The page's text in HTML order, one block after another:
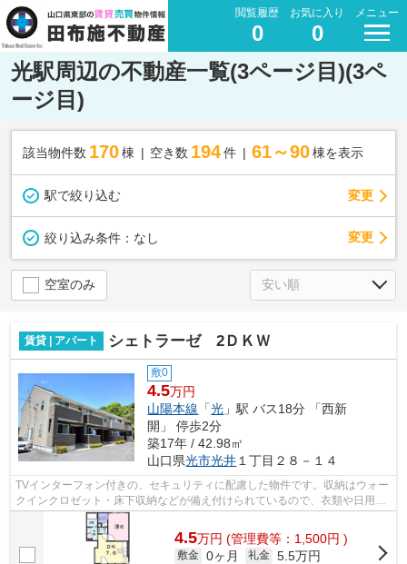
閲覧履歴
0
お気に入り
0
メニュー
光駅周辺の不動産一覧(3ページ目)(3ペ
ージ目)
該当物件数 170棟 空き数 194 件 61～90 棟を表示
駅で絞り込む 変更
絞り込み条件： なし 変更
空室のみ
賃貸 | アパート シェトラーゼ 2ＤＫＷ
敷0
4.5万円
山陽本線 「光 」駅 バス18分 「西新
開」 停歩2分
築17年 / 42.98㎡
山口県光市光井 １丁目２８－１４
TVインターフォン付きの、セキュリティに配慮した物件です。収納はウォー
クインクロゼット・床下収納などが備え付けられているので、衣類や日用品
の収納に重宝します。室内設備は洗面...
4.5万円 (管理費等：1,500円 )
敷金 0ヶ月 礼金 5.5万円